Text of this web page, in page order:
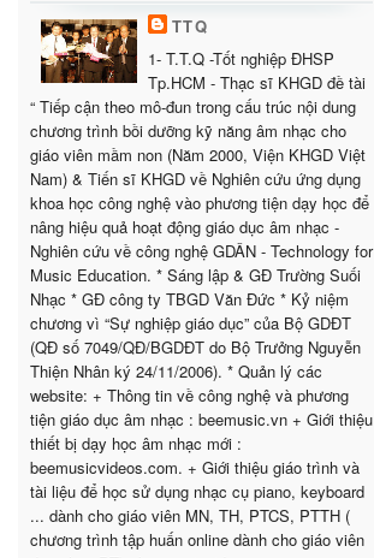
TTQ
1- T.T.Q -Tốt nghiệp ĐHSP
Tp.HCM - Thạc sĩ KHGD đề tài
“ Tiếp cận theo mô-đun trong cấu trúc nội dung
chương trình bồi dưỡng kỹ năng âm nhạc cho
giáo viên mầm non (Năm 2000, Viện KHGD Việt
Nam) & Tiến sĩ KHGD về Nghiên cứu ứng dụng
khoa học công nghệ vào phương tiện dạy học để
nâng hiệu quả hoạt động giáo dục âm nhạc -
Nghiên cứu về công nghệ GDÂN - Technology for
Music Education. * Sáng lập & GĐ Trường Suối
Nhạc * GĐ công ty TBGD Văn Đức * Kỷ niệm
chương vì “Sự nghiệp giáo dục” của Bộ GDĐT
(QĐ số 7049/QĐ/BGDĐT do Bộ Trưởng Nguyễn
Thiện Nhân ký 24/11/2006). * Quản lý các
website: + Thông tin về công nghệ và phương
tiện giáo dục âm nhạc : beemusic.vn + Giới thiệu
thiết bị dạy học âm nhạc mới :
beemusicvideos.com. + Giới thiệu giáo trình và
tài liệu để học sử dụng nhạc cụ piano, keyboard
... dành cho giáo viên MN, TH, PTCS, PTTH (
chương trình tập huấn online dành cho giáo viên